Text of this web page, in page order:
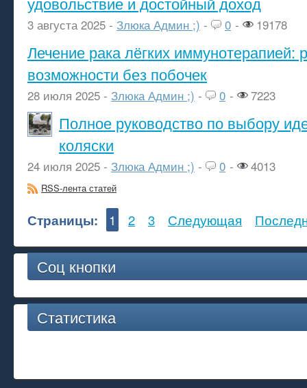
3 августа 2025 - Злюка Админ ;) - 0 - 19178
Лечение рака лёгких иммунотерапией:
возможности без побочек
28 июля 2025 - Злюка Админ ;) - 0 - 7223
Полное руководство по выбору
коляски
24 июля 2025 - Злюка Админ ;) - 0 - 4013
RSS-лента статей
Страницы: 1 2 3 Следующая
Соц кнопки
Статистика